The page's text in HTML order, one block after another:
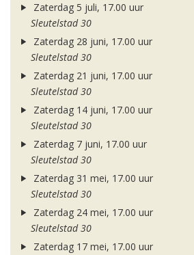
Zaterdag 5 juli, 17.00 uur
Sleutelstad 30
Zaterdag 28 juni, 17.00 uur
Sleutelstad 30
Zaterdag 21 juni, 17.00 uur
Sleutelstad 30
Zaterdag 14 juni, 17.00 uur
Sleutelstad 30
Zaterdag 7 juni, 17.00 uur
Sleutelstad 30
Zaterdag 31 mei, 17.00 uur
Sleutelstad 30
Zaterdag 24 mei, 17.00 uur
Sleutelstad 30
Zaterdag 17 mei, 17.00 uur